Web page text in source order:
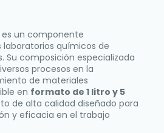
es un componente
laboratorios químicos de
Su composición especializada
procesos en la
de materiales
en formato de 1 litro y 5
de alta calidad diseñado para
y eficacia en el trabajo